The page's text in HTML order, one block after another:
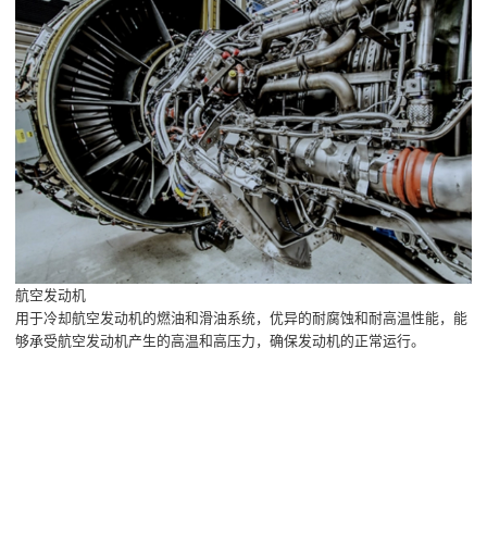
航空发动机
用于冷却航空发动机的燃油和滑油系统，优异的耐腐蚀和耐高温性能，能
够承受航空发动机产生的高温和高压力，确保发动机的正常运行。